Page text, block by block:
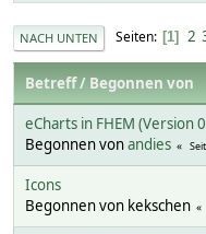
NACH UNTEN Seiten 1 2
Betreff/ Begonnen von
eCharts in FHEM (Version
Begonnen vonandies
Icons
Begonnen von kekschen